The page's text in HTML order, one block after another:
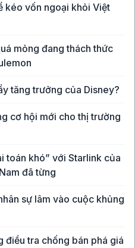
kéo vốn ngoại khỏi Việt
mỏng đang thách thức
tăng trưởng của Disney?
cơ hội mới cho thị trường
toán khó” với Starlink của
đã từng
sự lâm vào cuộc khủng
điều tra chống bán phá giá